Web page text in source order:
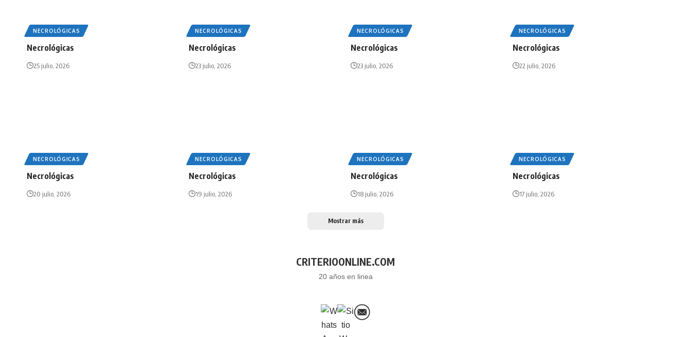
NECROLÓGICAS
Necrológicas
25 julio, 2026
NECROLÓGICAS
Necrológicas
23 julio, 2026
NECROLÓGICAS
Necrológicas
23 julio, 2026
NECROLÓGICAS
Necrológicas
22 julio, 2026
NECROLÓGICAS
Necrológicas
20 julio, 2026
NECROLÓGICAS
Necrológicas
19 julio, 2026
NECROLÓGICAS
Necrológicas
18 julio, 2026
NECROLÓGICAS
Necrológicas
17 julio, 2026
Mostrar más
CRITERIOONLINE.COM
20 años en linea